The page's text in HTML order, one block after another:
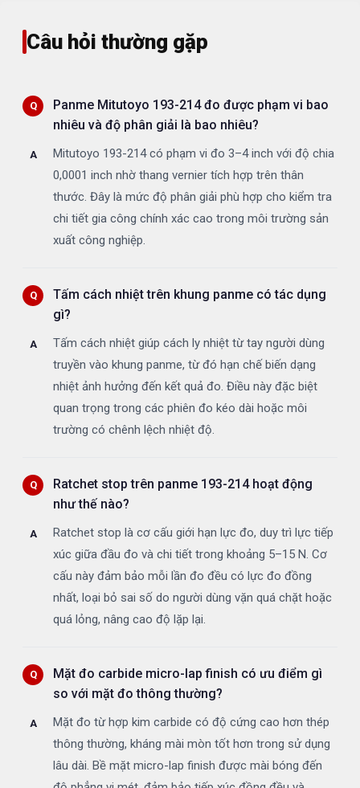
Câu hỏi thường gặp
Panme Mitutoyo 193-214 đo được phạm vi bao
nhiêu và độ phân giải là bao nhiêu?
Mitutoyo 193-214 có phạm vi đo 3–4 inch với độ chia
0,0001 inch nhờ thang vernier tích hợp trên thân
thước. Đây là mức độ phân giải phù hợp cho kiểm tra
chi tiết gia công chính xác cao trong môi trường sản
xuất công nghiệp.
Tấm cách nhiệt trên khung panme có tác dụng
gì?
Tấm cách nhiệt giúp cách ly nhiệt từ tay người dùng
truyền vào khung panme, từ đó hạn chế biến dạng
nhiệt ảnh hưởng đến kết quả đo. Điều này đặc biệt
quan trọng trong các phiên đo kéo dài hoặc môi
trường có chênh lệch nhiệt độ.
Ratchet stop trên panme 193-214 hoạt động
như thế nào?
Ratchet stop là cơ cấu giới hạn lực đo, duy trì lực tiếp
xúc giữa đầu đo và chi tiết trong khoảng 5–15 N. Cơ
cấu này đảm bảo mỗi lần đo đều có lực đo đồng
nhất, loại bỏ sai số do người dùng vặn quá chặt hoặc
quá lỏng, nâng cao độ lặp lại.
Mặt đo carbide micro-lap finish có ưu điểm gì
so với mặt đo thông thường?
Mặt đo từ hợp kim carbide có độ cứng cao hơn thép
thông thường, kháng mài mòn tốt hơn trong sử dụng
lâu dài. Bề mặt micro-lap finish được mài bóng đến